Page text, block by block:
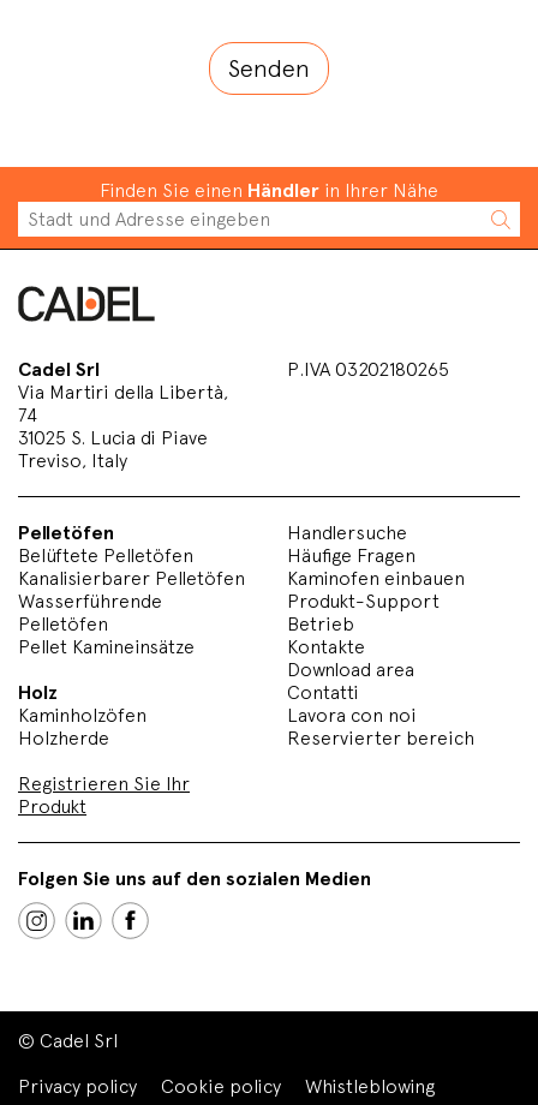
Finden Sie einen Händler in Ihrer Nähe
Cadel Srl
Via Martiri della Libertà,
74
31025 S. Lucia di Piave
Treviso, Italy
P.IVA 03202180265
Pelletöfen
Belüftete Pelletöfen
Kanalisierbarer Pelletöfen
Wasserführende
Pelletöfen
Pellet Kamineinsätze
Holz
Kaminholzöfen
Holzherde
Registrieren Sie Ihr
Produkt
Handlersuche
Häufige Fragen
Kaminofen einbauen
Produkt-Support
Betrieb
Kontakte
Download area
Contatti
Lavora con noi
Reservierter bereich
Folgen Sie uns auf den sozialen Medien
© Cadel Srl
Privacy policy
Cookie policy
Whistleblowing